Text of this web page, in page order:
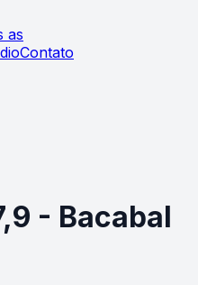
as
Contato
- Bacabal